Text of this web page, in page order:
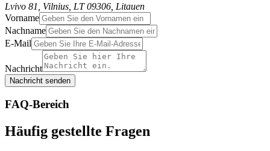
Lvivo 81, Vilnius, LT 09306, Litauen
Vorname
Nachname
E-Mail
Nachricht
Nachricht senden
FAQ-Bereich
Häufig gestellte Fragen